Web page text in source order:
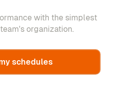
with the simplest
organization.
schedules